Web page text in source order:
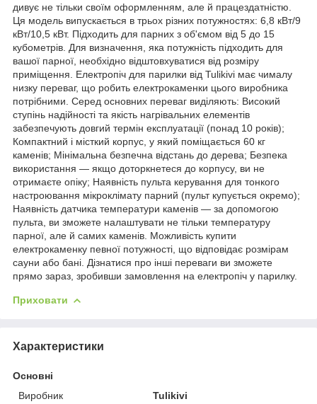
дивує не тільки своїм оформленням, але й працездатністю.
Ця модель випускається в трьох різних потужностях: 6,8 кВт/9
кВт/10,5 кВт. Підходить для парних з об'ємом від 5 до 15
кубометрів. Для визначення, яка потужність підходить для
вашої парної, необхідно відштовхуватися від розміру
приміщення. Електропіч для парилки від Tulikivi має чималу
низку переваг, що робить електрокаменки цього виробника
потрібними. Серед основних переваг виділяють: Високий
ступінь надійності та якість нагрівальних елементів
забезпечують довгий термін експлуатації (понад 10 років);
Компактний і місткий корпус, у який поміщається 60 кг
каменів; Мінімальна безпечна відстань до дерева; Безпека
використання — якщо доторкнетеся до корпусу, ви не
отримаєте опіку; Наявність пульта керування для тонкого
настроювання мікроклімату парний (пульт купується окремо);
Наявність датчика температури каменів — за допомогою
пульта, ви зможете налаштувати не тільки температуру
парної, але й самих каменів. Можливість купити
електрокаменку певної потужності, що відповідає розмірам
сауни або бані. Дізнатися про інші переваги ви зможете
прямо зараз, зробивши замовлення на електропіч у парилку.
Приховати
Характеристики
Основні
Виробник
Tulikivi